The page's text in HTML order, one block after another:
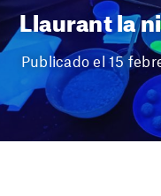
Llaurant la
Publicado el 15